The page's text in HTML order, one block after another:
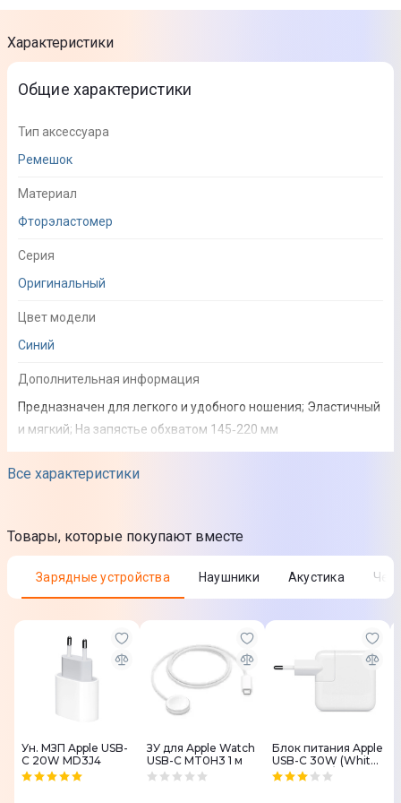
Характеристики
Все характеристики
Общие характеристики
Тип аксессуара
Ремешок
Материал
Фторэластомер
Серия
Оригинальный
Цвет модели
Синий
Дополнительная информация
Предназначен для легкого и удобного ношения; Эластичный
и мягкий; На запястье обхватом 145‑220 мм
Совместимость
Совместимая модель
Юридическая информация
Товар может отличаться от представленного на фото,
характеристики и комплектация могут изменяться
производителем. Подробности уточняйте у менеджера
Товары, которые покупают вместе
Зарядные устройства Наушники Акустика
Ун. МЗП Apple USB-
C 20W MD3J4
ЗУ для Apple Watch
USB-C MT0H3 1 м
Блок питания Apple
USB-C 30W (White)
MR2A2ZM/A